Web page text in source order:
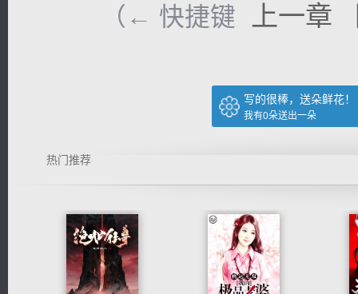
（← 快捷键 上一章
写的很棒，送朵鲜花！
我有0朵送出一朵
热门推荐